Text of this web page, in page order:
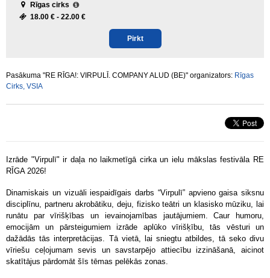
Rīgas cirks
18.00 € - 22.00 €
Pirkt
Pasākuma "RE RĪGA!: VIRPULĪ. COMPANY ALUD (BE)" organizators: Rīgas
Cirks, VSIA
Izrāde "Virpulī" ir daļa no laikmetīgā cirka un ielu mākslas festivāla RE
RĪGA 2026!
Dinamiskais un vizuāli iespaidīgais darbs “Virpulī” apvieno gaisa siksnu
disciplīnu, partneru akrobātiku, deju, fizisko teātri un klasisko mūziku, lai
runātu par vīrišķības un ievainojamības jautājumiem. Caur humoru,
emocijām un pārsteigumiem izrāde aplūko vīrišķību, tās vēsturi un
dažādās tās interpretācijas. Tā vietā, lai sniegtu atbildes, tā seko divu
vīriešu ceļojumam sevis un savstarpējo attiecību izzināšanā, aicinot
skatītājus pārdomāt šīs tēmas pelēkās zonas.